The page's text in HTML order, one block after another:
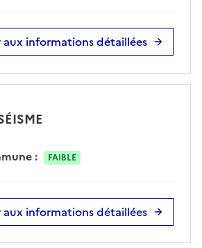
informations détaillées
: FAIBLE
informations détaillées